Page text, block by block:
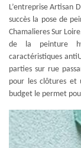
L’entreprise Artisan
succès la pose de
Chamalieres Sur
de la peinture
caractéristiques
parties sur rue
pour les clôtures et
budget le permet